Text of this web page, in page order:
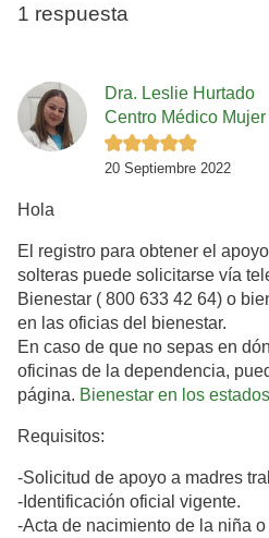
1 respuesta
Dra. Leslie Hurtado
Centro Médico Mujer
20 Septiembre 2022
Hola
El registro para obtener el
solteras puede solicitarse vía
Bienestar ( 800 633 42 64) o
en las oficias del bienestar.
En caso de que no sepas en
oficinas de la dependencia,
página. Bienestar en los estados
Requisitos:
-Solicitud de apoyo a madres
-Identificación oficial vigente.
-Acta de nacimiento de la niña